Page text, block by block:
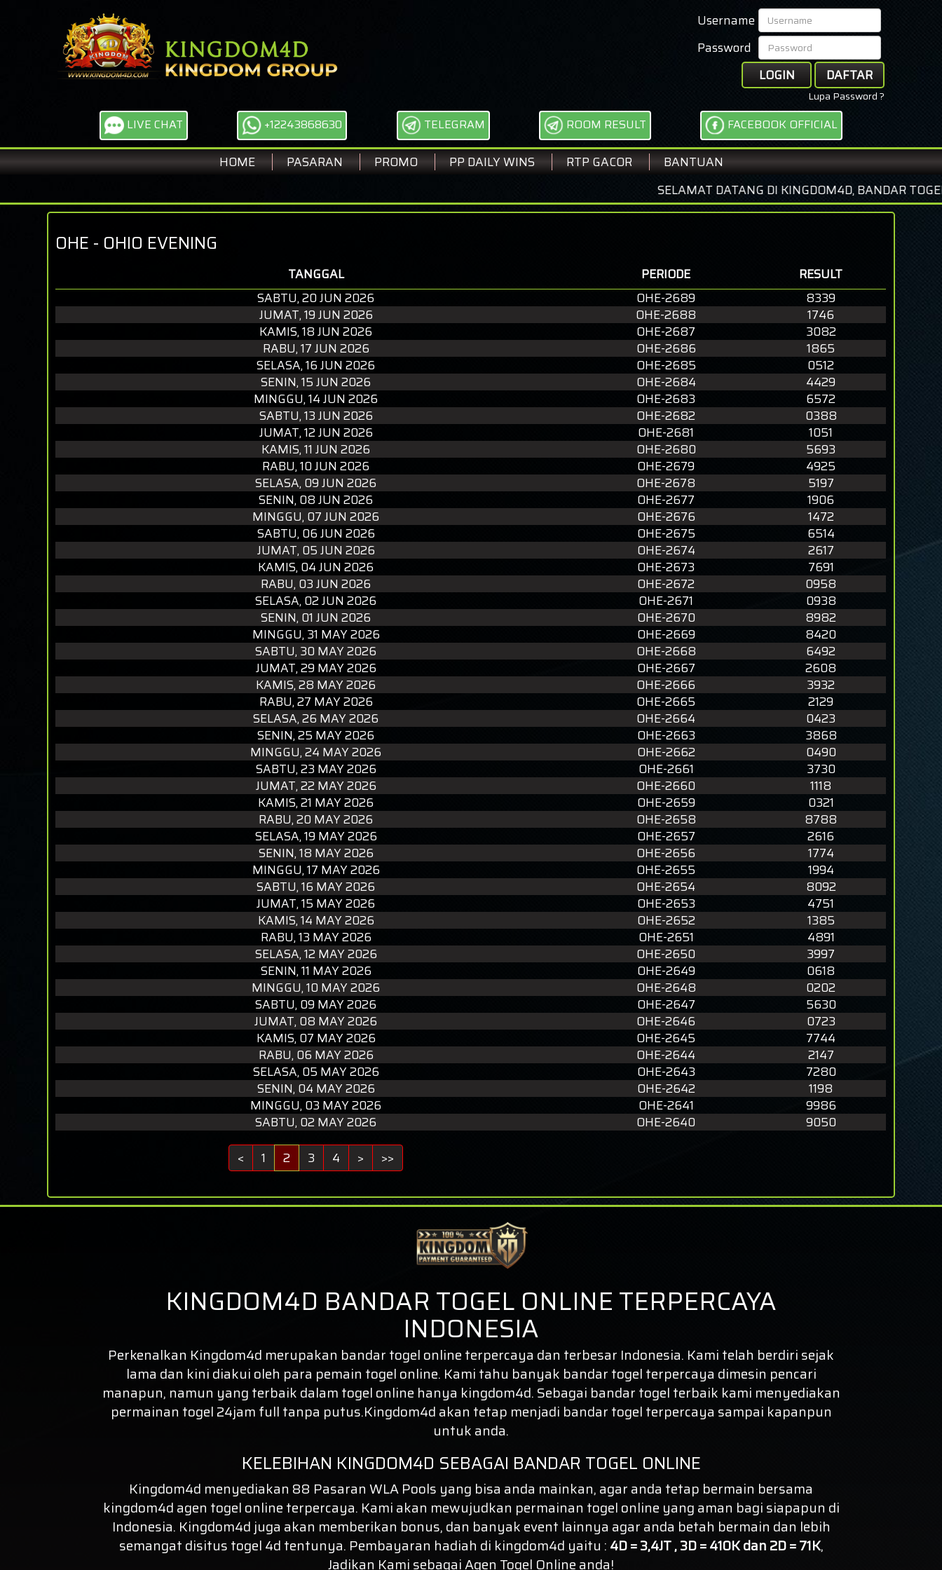
Username
Password
LOGIN
DAFTAR
Lupa Password ?
LIVE CHAT +12243868630 TELEGRAM ROOM RESULT FACEBOOK OFFICIAL
HOME PASARAN PROMO PP DAILY WINS RTP GACOR
BANTUAN
SELAMAT DATANG DI KINGDOM4D, BANDAR TOGEL
OHE - OHIO EVENING
TANGGAL PERIODE
RESULT
SABTU, 20 JUN 2026
OHE-2689
8339
JUMAT, 19 JUN 2026
OHE-2688
1746
KAMIS, 18 JUN 2026
OHE-2687
3082
RABU, 17 JUN 2026
OHE-2686
1865
SELASA, 16 JUN 2026
OHE-2685
0512
SENIN, 15 JUN 2026
OHE-2684
4429
MINGGU, 14 JUN 2026
OHE-2683
6572
SABTU, 13 JUN 2026
OHE-2682
0388
JUMAT, 12 JUN 2026
OHE-2681
1051
KAMIS, 11 JUN 2026
OHE-2680
5693
RABU, 10 JUN 2026
OHE-2679
4925
SELASA, 09 JUN 2026
OHE-2678
5197
SENIN, 08 JUN 2026
OHE-2677
1906
MINGGU, 07 JUN 2026
OHE-2676
1472
SABTU, 06 JUN 2026
OHE-2675
6514
JUMAT, 05 JUN 2026
OHE-2674
2617
KAMIS, 04 JUN 2026
OHE-2673
7691
RABU, 03 JUN 2026
OHE-2672
0958
SELASA, 02 JUN 2026
OHE-2671
0938
SENIN, 01 JUN 2026
OHE-2670
8982
MINGGU, 31 MAY 2026
OHE-2669
8420
SABTU, 30 MAY 2026
OHE-2668
6492
JUMAT, 29 MAY 2026
OHE-2667
2608
KAMIS, 28 MAY 2026
OHE-2666
3932
RABU, 27 MAY 2026
OHE-2665
2129
SELASA, 26 MAY 2026
OHE-2664
0423
SENIN, 25 MAY 2026
OHE-2663
3868
MINGGU, 24 MAY 2026
OHE-2662
0490
SABTU, 23 MAY 2026
OHE-2661
3730
JUMAT, 22 MAY 2026
OHE-2660
1118
KAMIS, 21 MAY 2026
OHE-2659
0321
RABU, 20 MAY 2026
OHE-2658
8788
SELASA, 19 MAY 2026
OHE-2657
2616
SENIN, 18 MAY 2026
OHE-2656
1774
MINGGU, 17 MAY 2026
OHE-2655
1994
SABTU, 16 MAY 2026
OHE-2654
8092
JUMAT, 15 MAY 2026
OHE-2653
4751
KAMIS, 14 MAY 2026
OHE-2652
1385
RABU, 13 MAY 2026
OHE-2651
4891
SELASA, 12 MAY 2026
OHE-2650
3997
SENIN, 11 MAY 2026
OHE-2649
0618
MINGGU, 10 MAY 2026
OHE-2648
0202
SABTU, 09 MAY 2026
OHE-2647
5630
JUMAT, 08 MAY 2026
OHE-2646
0723
KAMIS, 07 MAY 2026
OHE-2645
7744
RABU, 06 MAY 2026
OHE-2644
2147
SELASA, 05 MAY 2026
OHE-2643
7280
SENIN, 04 MAY 2026
OHE-2642
1198
MINGGU, 03 MAY 2026
OHE-2641
9986
SABTU, 02 MAY 2026
OHE-2640
9050
<
1 2 3 4 > >>
KINGDOM4D BANDAR TOGEL ONLINE TERPERCAYA
INDONESIA
Perkenalkan Kingdom4d merupakan bandar togel online terpercaya dan terbesar Indonesia. Kami telah berdiri sejak
lama dan kini diakui oleh para pemain togel online. Kami tahu banyak bandar togel terpercaya dimesin pencari
manapun, namun yang terbaik dalam togel online hanya kingdom4d. Sebagai bandar togel terbaik kami menyediakan
permainan togel 24jam full tanpa putus.Kingdom4d akan tetap menjadi bandar togel terpercaya sampai kapanpun
untuk anda.
KELEBIHAN KINGDOM4D SEBAGAI BANDAR TOGEL ONLINE
Kingdom4d menyediakan 88 Pasaran WLA Pools yang bisa anda mainkan, agar anda tetap bermain bersama
kingdom4d agen togel online terpercaya. Kami akan mewujudkan permainan togel online yang aman bagi siapapun di
Indonesia. Kingdom4d juga akan memberikan bonus, dan banyak event lainnya agar anda betah bermain dan lebih
semangat disitus togel 4d tentunya. Pembayaran hadiah di kingdom4d yaitu : 4D = 3,4JT , 3D = 410K dan 2D = 71K,
Jadikan Kami sebagai Agen Togel Online anda!